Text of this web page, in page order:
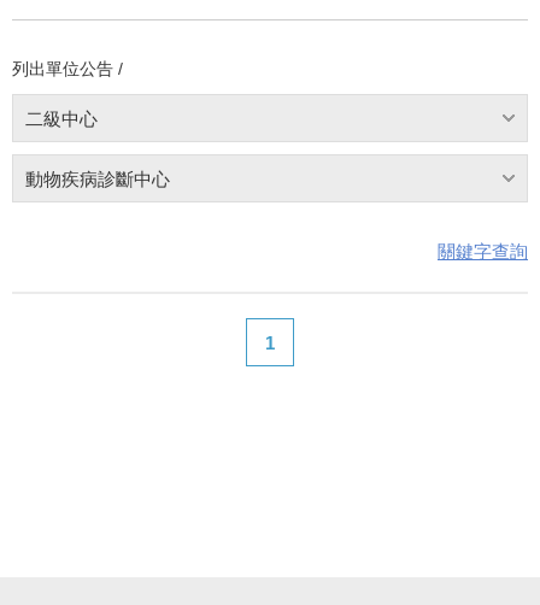
列出單位公告 /
二級中心
動物疾病診斷中心
關鍵字查詢
1